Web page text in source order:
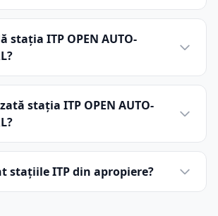
stația ITP OPEN AUTO-
stația ITP OPEN AUTO-
stațiile ITP din apropiere?